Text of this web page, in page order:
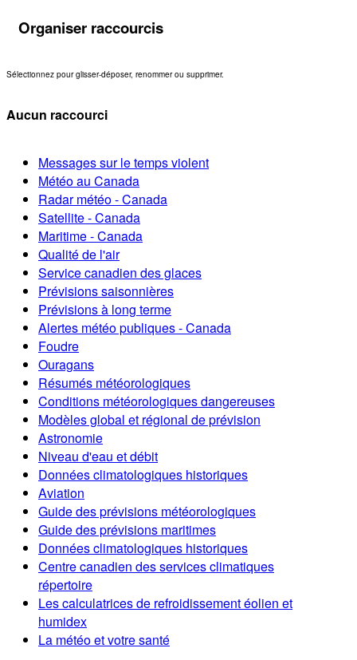
Organiser raccourcis
Sélectionnez pour glisser-déposer, renommer ou supprimer.
Aucun raccourci
Messages sur le temps violent
Météo au Canada
Radar météo - Canada
Satellite - Canada
Maritime - Canada
Qualité de l'air
Service canadien des glaces
Prévisions saisonnières
Prévisions à long terme
Alertes météo publiques - Canada
Foudre
Ouragans
Résumés météorologiques
Conditions météorologiques dangereuses
Modèles global et régional de prévision
Astronomie
Niveau d'eau et débit
Données climatologiques historiques
Aviation
Guide des prévisions météorologiques
Guide des prévisions maritimes
Données climatologiques historiques
Centre canadien des services climatiques
répertoire
Les calculatrices de refroidissement éolien et
humidex
La météo et votre santé